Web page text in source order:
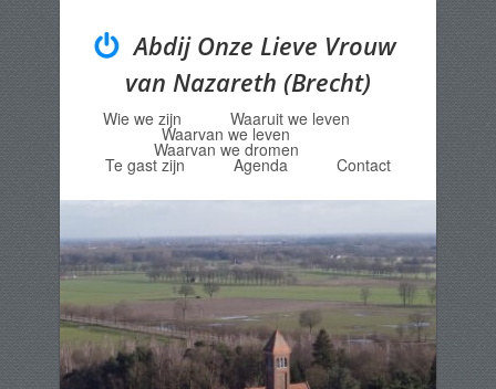
Abdij Onze Lieve Vrouw
van Nazareth (Brecht)
Menu
Skip to content
Wie we zijn Waaruit we leven
Waarvan we leven
Waarvan we dromen
Te gast zijn Agenda Contact